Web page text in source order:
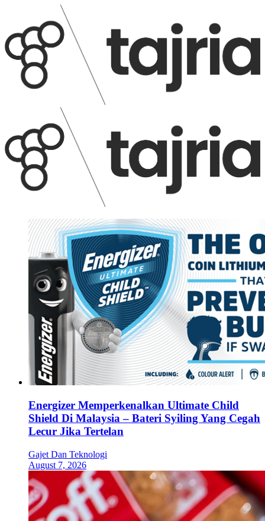
Energizer Memperkenalkan Ultimate Child
Shield Di Malaysia – Bateri Syiling Yang Cegah
Lecur Jika Tertelan
Gajet Dan Teknologi
August 7, 2026